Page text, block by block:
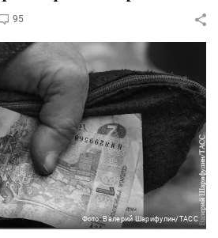
95
Фото: Валерий Шарифулин/ТАСС